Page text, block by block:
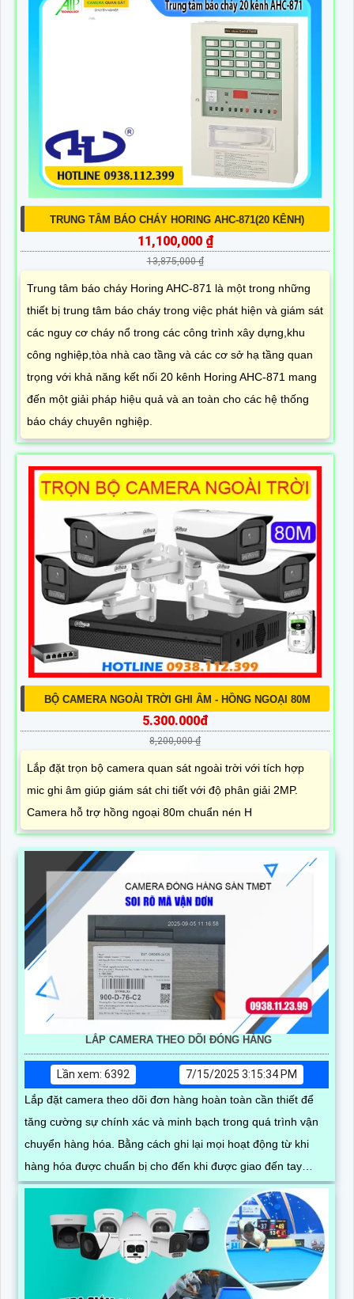
TRUNG TÂM BÁO CHÁY HORING AHC-871(20 KÊNH)
11,100,000 ₫
13,875,000 ₫
Trung tâm báo cháy Horing AHC-871 là một trong những
thiết bị trung tâm báo cháy trong việc phát hiện và giám sát
các nguy cơ cháy nổ trong các công trình xây dựng,khu
công nghiệp,tòa nhà cao tầng và các cơ sở hạ tầng quan
trọng với khả năng kết nối 20 kênh Horing AHC-871 mang
đến một giải pháp hiệu quả và an toàn cho các hệ thống
báo cháy chuyên nghiệp.
BỘ CAMERA NGOÀI TRỜI GHI ÂM - HỒNG NGOẠI 80M
5.300.000đ
8,200,000 ₫
Lắp đặt trọn bộ camera quan sát ngoài trời với tích hợp
mic ghi âm giúp giám sát chi tiết với độ phân giải 2MP.
Camera hỗ trợ hồng ngoại 80m chuẩn nén H
LẮP CAMERA THEO DÕI ĐÓNG HÀNG
Lần xem: 6392
7/15/2025 3:15:34 PM
Lắp đặt camera theo dõi đơn hàng hoàn toàn cần thiết để
tăng cường sự chính xác và minh bạch trong quá trình vận
chuyển hàng hóa. Bằng cách ghi lại mọi hoạt động từ khi
hàng hóa được chuẩn bị cho đến khi được giao đến tay
người nhận, camera sẽ giúp bạn tránh được các sai sót có
thể xảy ra trong quá trình làm việc thủ công mà còn tạo ra
sự tin cậy và sự hài lòng từ phía khách hàng